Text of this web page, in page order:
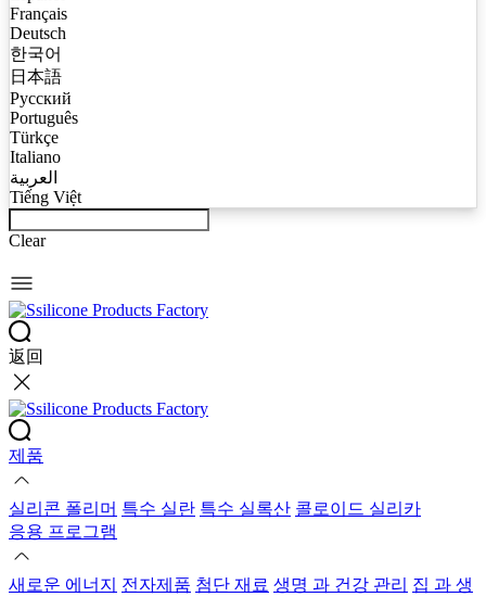
Français
Deutsch
한국어
日本語
Русский
Português
Türkçe
Italiano
العربية
Tiếng Việt
Clear
返回
제품
실리콘 폴리머 특수 실란 특수 실록산 콜로이드 실리카
응용 프로그램
새로운 에너지 전자제품 첨단 재료 생명 과 건강 관리 집 과 생